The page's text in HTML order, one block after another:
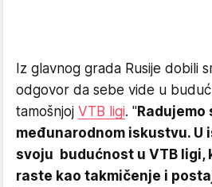
Iz glavnog grada Rusije dobili
odgovor da sebe vide u
tamošnjoj VTB ligi. "Radujemo
međunarodnom iskustvu. U
svoju budućnost u VTB ligi,
raste kao takmičenje i